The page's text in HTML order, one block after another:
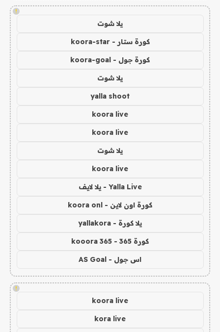
!
يلا شوت
كورة ستار - koora-star
كورة جول - koora-goal
يلا شوت
yalla shoot
koora live
koora live
يلا شوت
koora live
Yalla Live - يلا لايف
كورة اون لاين - koora onl
يلا كورة - yallakora
كورة 365 - kooora 365
اس جول - AS Goal
!
koora live
kora live